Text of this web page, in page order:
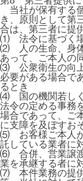
当社が保有する
き、原則として第
合は、第三者に提
⑴ 法令に基づく
⑵ 人の生命、身体
あって、ご本人の
⑶ 公衆衛生の向上
必要がある場合で
るとき
⑷ 国の機関若しく
法令の定める事務
場合であって、ご
に支障を及ぼすお
⑸ お客様ご本人が
託している業者に
⑹ 合併、営業譲渡
業を承継する者に
⑺ 本件業務の提供